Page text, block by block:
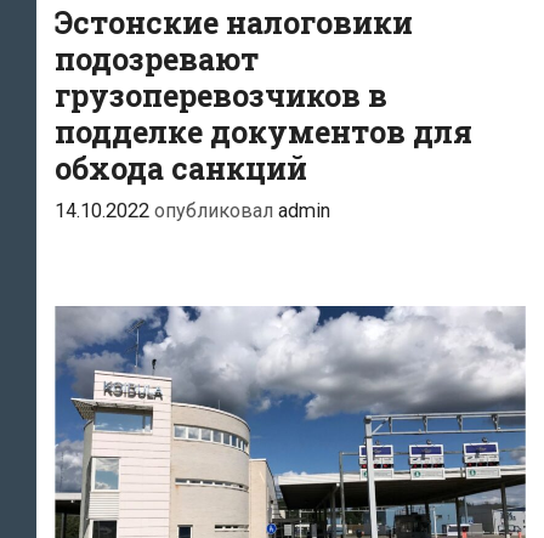
посылки
из
третьих
стран
Эстонские налоговики
подозревают
грузоперевозчиков в
подделке документов для
обхода санкций
14.10.2022 опубликовал admin